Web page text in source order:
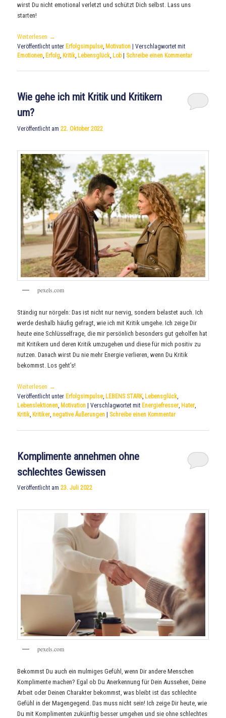
wirst Du nicht emotional verletzt und schützt Dich selbst. Lass uns
starten!
Weiterlesen →
Veröffentlicht unter Erfolgsimpulse, Motivation |Verschlagwortet mit
Emotionen, Erfolg, Kritik, Lebensglück, Lob Schreibe einen Kommentar
Wie gehe ich mit Kritik und Kritikern
um?
Veröffentlicht am22. Oktober 2022
pexels.com
Ständig nur nörgeln: Das ist nicht nur nervig, sondern belastet auch. Ich
werde deshalb häufig gefragt, wie ich mit Kritik umgehe. Ich zeige Dir
heute eine Schlüsselfrage, die mir persönlich besonders gut geholfen hat
mit Kritikern und deren Kritik umzugehen und diese für mich positiv zu
nutzen. Danach wirst Du nie mehr Energie verlieren, wenn Du Kritik
bekommst. Los geht’s!
Weiterlesen →
Veröffentlicht unter Erfolgsimpulse, LEBENS STARK, Lebensglück,
Lebenslektionen, Motivation |Verschlagwortet mit Energiefresser, Hater,
Kritik, Kritiker,negative Äußerungen Schreibe einen Kommentar
Komplimente annehmen ohne
schlechtes Gewissen
Veröffentlicht am23. Juli 2022
pexels.com
Bekommst Du auch ein mulmiges Gefühl, wenn Dir andere Menschen
Komplimente machen? Egal ob Du Anerkennung für Dein Aussehen, Deine
Arbeit oder Deinen Charakter bekommst, was bleibt ist das schlechte
Gefühl in der Magengegend. Das muss nicht sein! Ich zeige Dir heute, wie
Du mit Komplimenten zukünftig besser umgehen und sie ohne schlechtes